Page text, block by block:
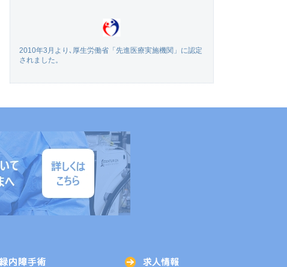
2010年3月より､厚生労働省「先進医療実施機関」に認定
されました。